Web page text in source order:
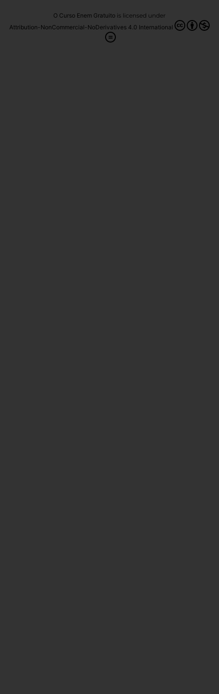
O Curso Enem Gratuito is licensed under
Attribution-NonCommercial-NoDerivatives 4.0 International